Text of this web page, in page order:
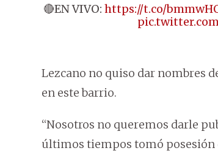
🔴EN VIVO: https://t.co/
Lezcano no quiso dar nombres
en este barrio.
“Nosotros no queremos darle
últimos tiempos tomó posesión